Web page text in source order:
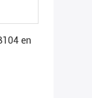
en